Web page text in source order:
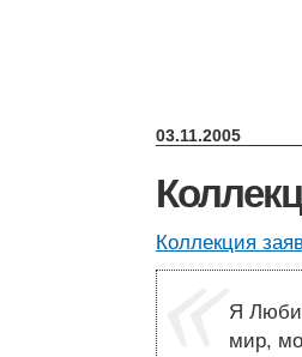
03.11.2005
Коллекция
Я
мир,